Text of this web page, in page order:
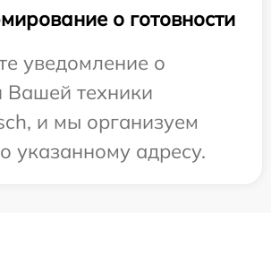
о готовности
уведомление о
Вашей техники
и мы организуем
указанному адресу.